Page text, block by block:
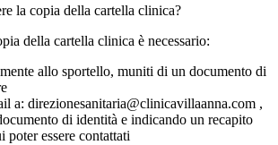
la copia della cartella clinica?
della cartella clinica è necessario:
allo sportello, muniti di un documento di
a: direzionesanitaria@clinicavillaanna.com ,
di identità e indicando un recapito
poter essere contattati